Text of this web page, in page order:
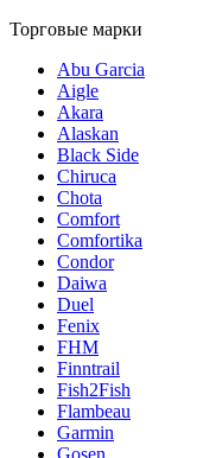
Торговые марки
Abu Garcia
Aigle
Akara
Alaskan
Black Side
Chiruca
Chota
Comfort
Comfortika
Condor
Daiwa
Duel
Fenix
FHM
Finntrail
Fish2Fish
Flambeau
Garmin
Gosen